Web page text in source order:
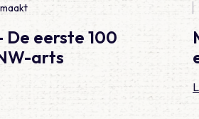
De eerste 100
arts